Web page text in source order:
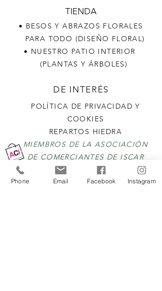
TIENDA
• BESOS Y ABRAZOS FLORALES
PARA TODO (DISEÑO FLORAL)
• NUESTRO PATIO INTERIOR
(PLANTAS Y ÁRBOLES)
DE INTERÉS
POLÍTICA DE PRIVACIDAD Y
COOKIES
REPARTOS HIEDRA
MIEMBROS DE LA ASOCIACIÓN
DE COMERCIANTES DE ISCAR
SELLO CALIDAD
Phone Email Facebook Instagram